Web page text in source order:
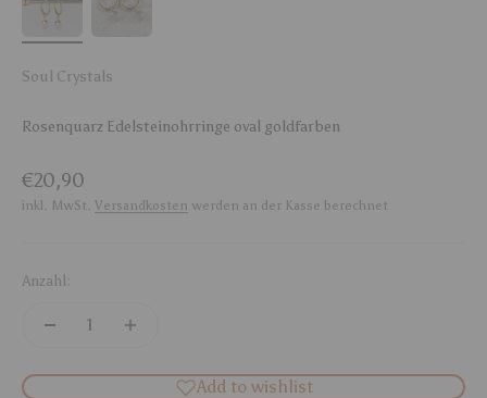
Soul Crystals
Rosenquarz Edelsteinohrringe oval goldfarben
Angebot
€20,90
inkl. MwSt. Versandkosten werden an der Kasse berechnet
Anzahl:
Add to wishlist